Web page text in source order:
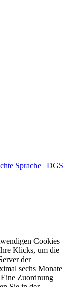
Sprache | DGS
Cookies
Klicks, um die
der
sechs Monate
Zuordnung